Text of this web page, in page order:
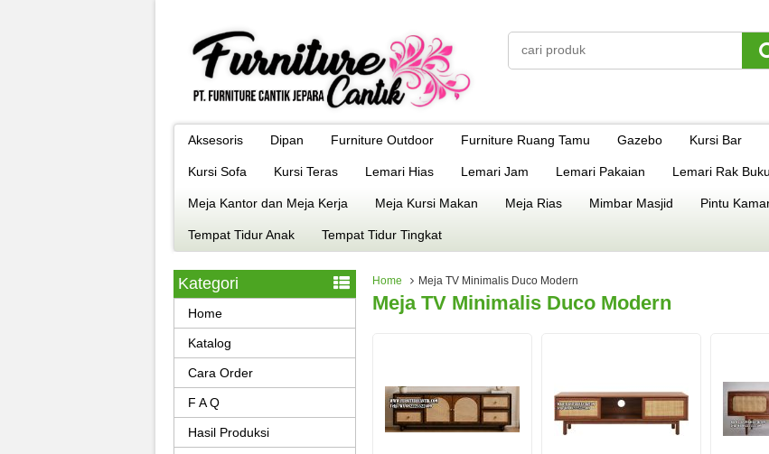
Aksesoris Dipan Furniture Outdoor Furniture Ruang Tamu Gazebo Kursi Bar
Kursi Sofa Kursi Teras Lemari Hias Lemari Jam Lemari Pakaian Lemari Rak Buku
Meja Kantor dan Meja Kerja Meja Kursi Makan Meja Rias Mimbar Masjid Pintu
Tempat Tidur Anak Tempat Tidur Tingkat
Home Meja TV Minimalis Duco Modern
Meja TV Minimalis Duco Modern
Kategori
Home
Katalog
Cara Order
F A Q
Hasil Produksi